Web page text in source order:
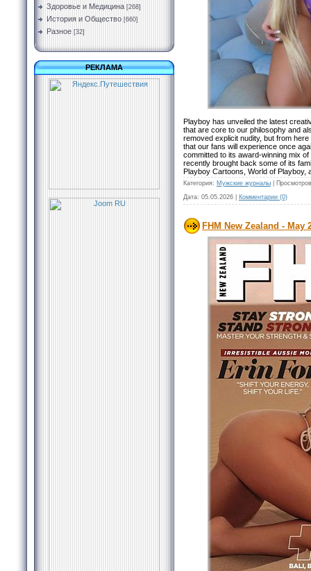
Здоровье и Медицина [268]
История и Общество [660]
Разное [32]
РЕКЛАМА
Playboy has unveiled the latest
that are core to our philosophy and
removed explicit nudity, but from
that our fans will experience once
committed to its award-winning mix
recently brought back some of its
Playboy Cartoons, World of Playboy,
Категория: Мужские журналы
Дата: 05.05.2026 Комментарии (0)
FHM New Zealand - May